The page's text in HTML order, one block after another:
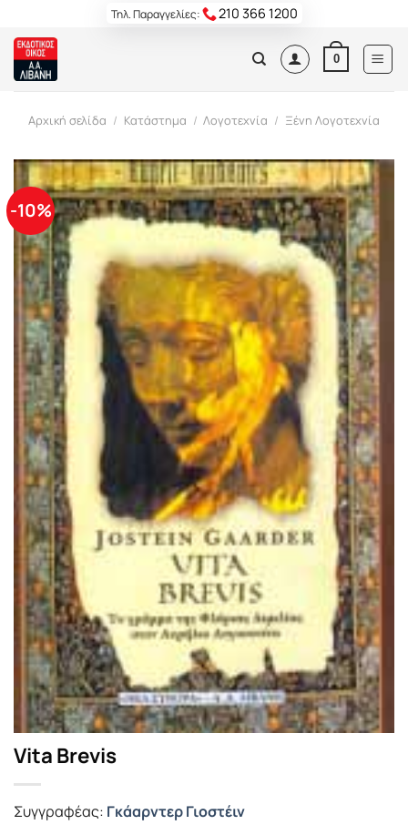
content
Τηλ. Παραγγελίες: 210 366 1200
0
Αρχική σελίδα / Κατάστημα / Λογοτεχνία / Ξένη Λογοτεχνία
-10%
Vita Brevis
Συγγραφέας: Γκάαρντερ Γιοστέιν